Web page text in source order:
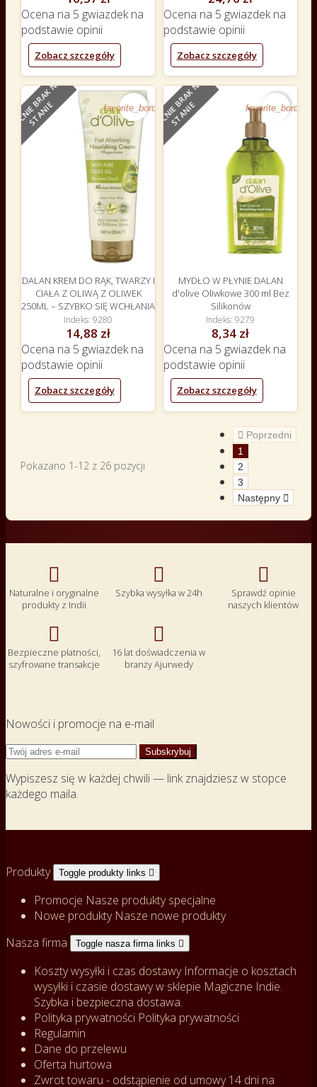
Ocena na 5 gwiazdek na
podstawie opinii
Zobacz szczegóły
Ocena na 5 gwiazdek na
podstawie opinii
Zobacz szczegóły
NOWY
O
B
E
C
N
I
E
B
R
A
K
N
A
S
T
A
N
I
E favorite_border
DALAN KREM DO RĄK, TWARZY I
CIAŁA Z OLIWĄ Z OLIWEK
250ML – SZYBKO SIĘ WCHŁANIA
Indeks 9280
14,88 zł
Ocena na 5 gwiazdek na
podstawie opinii
Zobacz szczegóły
NOWY
O
B
E
C
N
I
E
B
R
A
K
N
A
S
T
A
N
I
E favorite_border
MYDŁO W PŁYNIE DALAN
d'olive Oliwkowe 300 ml Bez
Silikonów
Indeks 9279
8,34 zł
Ocena na 5 gwiazdek na
podstawie opinii
Zobacz szczegóły
Pokazano 1-12 z 26 pozycji
 Poprzedni
1
2
3
Następny 

Naturalne i oryginalne
produkty z Indii

Szybka wysyłka w 24h

Sprawdź opinie
naszych klientów

Bezpieczne płatności,
szyfrowane transakcje

16 lat doświadczenia w
branży Ajurwedy
Nowości i promocje na e-mail
Wypiszesz się w każdej chwili — link znajdziesz w stopce
każdego maila.
Produkty Toggle produkty links 
Promocje Nasze produkty specjalne
Nowe produkty Nasze nowe produkty
Nasza firma
Toggle nasza firma links 
Koszty wysyłki i czas dostawy Informacje o kosztach
wysyłki i czasie dostawy w sklepie Magiczne Indie.
Szybka i bezpieczna dostawa.
Polityka prywatności Polityka prywatności
Regulamin
Dane do przelewu
Oferta hurtowa
Zwrot towaru - odstąpienie od umowy14 dni na